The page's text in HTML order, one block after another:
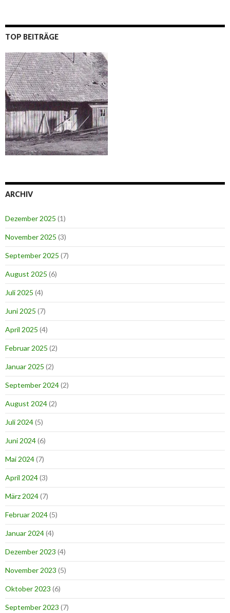
TOP BEITRÄGE
ARCHIV
Dezember 2025 (1)
November 2025 (3)
September 2025 (7)
August 2025 (6)
Juli 2025 (4)
Juni 2025 (7)
April 2025 (4)
Februar 2025 (2)
Januar 2025 (2)
September 2024(2)
August 2024(2)
Juli 2024(5)
Juni 2024(6)
Mai 2024(7)
April 2024(3)
März 2024(7)
Februar 2024(5)
Januar 2024(4)
Dezember 2023 (4)
November 2023 (5)
Oktober 2023 (6)
September 2023 (7)